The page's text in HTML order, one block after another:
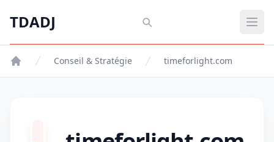
TDADJ
TDADJ
Conseil & Stratégie timeforlight.com